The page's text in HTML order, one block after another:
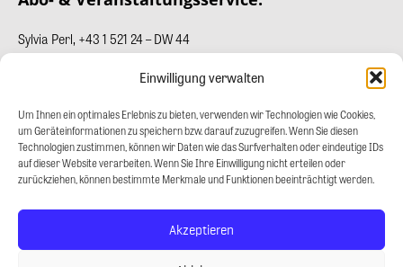
Einwilligung verwalten
Um Ihnen ein optimales Erlebnis zu bieten, verwenden wir Technologien wie Cookies,
um Geräteinformationen zu speichern bzw. darauf zuzugreifen. Wenn Sie diesen
Technologien zustimmen, können wir Daten wie das Surfverhalten oder eindeutige IDs
auf dieser Website verarbeiten. Wenn Sie Ihre Einwilligung nicht erteilen oder
zurückziehen, können bestimmte Merkmale und Funktionen beeinträchtigt werden.
Akzeptieren
Sylvia Perl, +43 1 521 24 – DW 44
Isabella Tocauer, +43 1 521 24 – DW 14
Fragen zu Ihrem Abonnement:abo@gewinn.com
KONTAKT
Stiftgasse 31